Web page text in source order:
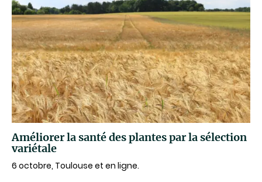
Améliorer la santé des plantes par la sélection
variétale
6 octobre, Toulouse et en ligne.